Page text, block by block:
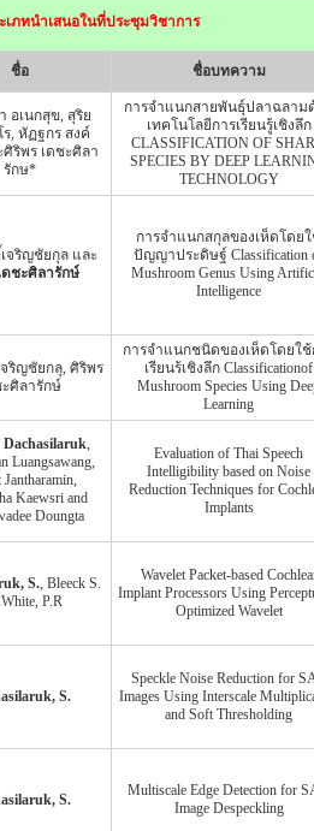
เภทนำเสนอในที่ประชุมวิชาการ
ชื่อ ชื่อบทความ
อเนกสุข, สุริย
ร, หัฏฐกร สงค์
ริพร เดชะศิลา
รักษ*
การจำแนกสายพันธุ์ปลาฉลาม
เทคโนโลยีการเรียนรู้เชิงลึก
CLASSIFICATION OF
SPECIES BY DEEP
TECHNOLOGY
จริญชัยกุล และ
ดชะศิลารักษ์
การจำแนกสกุลของเห็ดโดย
ปัญญาประดิษฐ์ Classification
Mushroom Genus Using
Intelligence
ริญชัยกลุ, ศิริพร
ะศิลารักษ์
การจําแนกชนิดของเห็ดโดยใช้
เรียนร้เชิงลึก Classificationof
Mushroom Species Using
Learning
Luangsawang,
Kaewsri and
Doungta
Evaluation of Thai Speech
Intelligibility based on Noise
Reduction Techniques for
Implants
S. , Bleeck S.
P.R
Wavelet Packet-based
Implant Processors Using
Optimized Wavelet
S.
Speckle Noise Reduction for
Images Using Interscale
and Soft Thresholding
S.
Multiscale Edge Detection for
Image Despeckling